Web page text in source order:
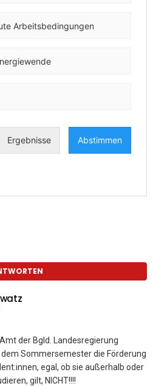
der Bgld. Landesregierung
Sommersemester die Förderung
egal, ob sie außerhalb oder
gilt, NICHT!!!!